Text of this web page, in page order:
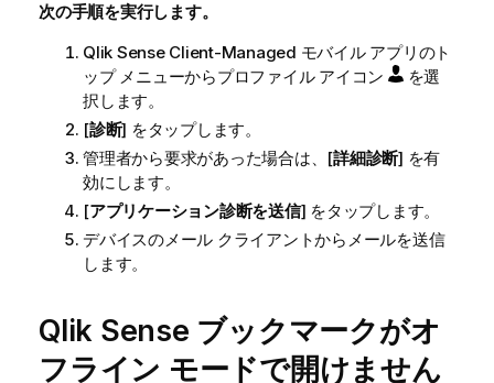
次の手順を実行します。
Qlik Sense Client-Managed モバイルアプリのト
ップ メニューからプロファイル アイコン
を選
択します。
[診断] をタップします。
管理者から要求があった場合は、[詳細診断] を有
効にします。
[アプリケーション診断を送信] をタップします。
デバイスのメール クライアントからメールを送信
します。
Qlik Sense ブックマークがオ
フライン モードで開けません